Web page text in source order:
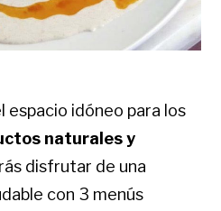
espacio idóneo para los
naturales y
disfrutar de una
con 3 menús